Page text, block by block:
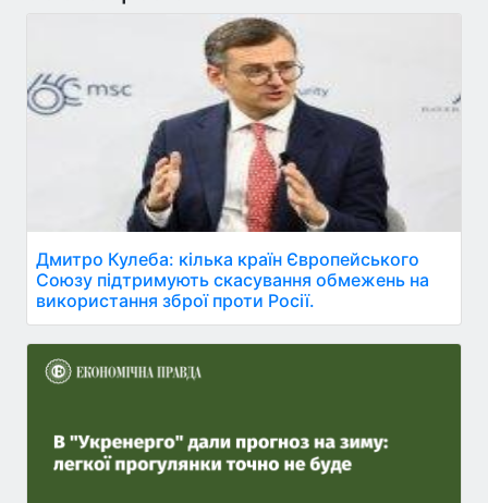
Дмитро Кулеба: кілька країн Європейського
Союзу підтримують скасування обмежень на
використання зброї проти Росії.